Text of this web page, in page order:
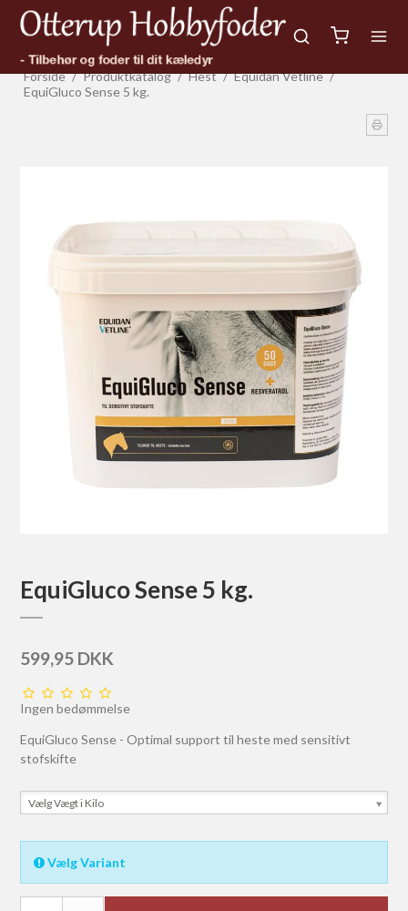
Forside / Produktkatalog / Hest / Equidan Vetline /
EquiGluco Sense 5 kg.
EquiGluco Sense 5 kg.
599,95 DKK
Ingen bedømmelse
EquiGluco Sense - Optimal support til heste med sensitivt
stofskifte
Vælg Vægt i Kilo
Vælg Variant